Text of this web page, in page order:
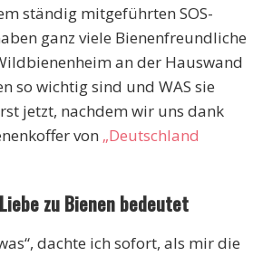
ständig mitgeführten SOS-
ganz viele Bienenfreundliche
an der Hauswand
so wichtig sind und WAS sie
jetzt, nachdem wir uns dank
von „Deutschland
zu Bienen bedeutet
dachte ich sofort, als mir die